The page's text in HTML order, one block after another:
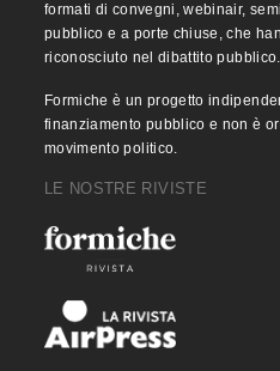
formati di convegni, webinair,
pubblico e a porte chiuse, che
riconosciuto nel dibattito pubblico.
Formiche è un progetto
finanziamento pubblico e non è
movimento politico.
LE NOSTRE RIVISTE